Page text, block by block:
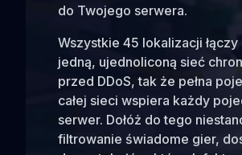
do Twojego serwera.
Wszystkie 45 lokalizacji łączy
jedną, ujednoliconą sieć
przed DDoS, tak że pełna
całej sieci wspiera każdy
serwer. Dołóż do tego
filtrowanie świadome gier,